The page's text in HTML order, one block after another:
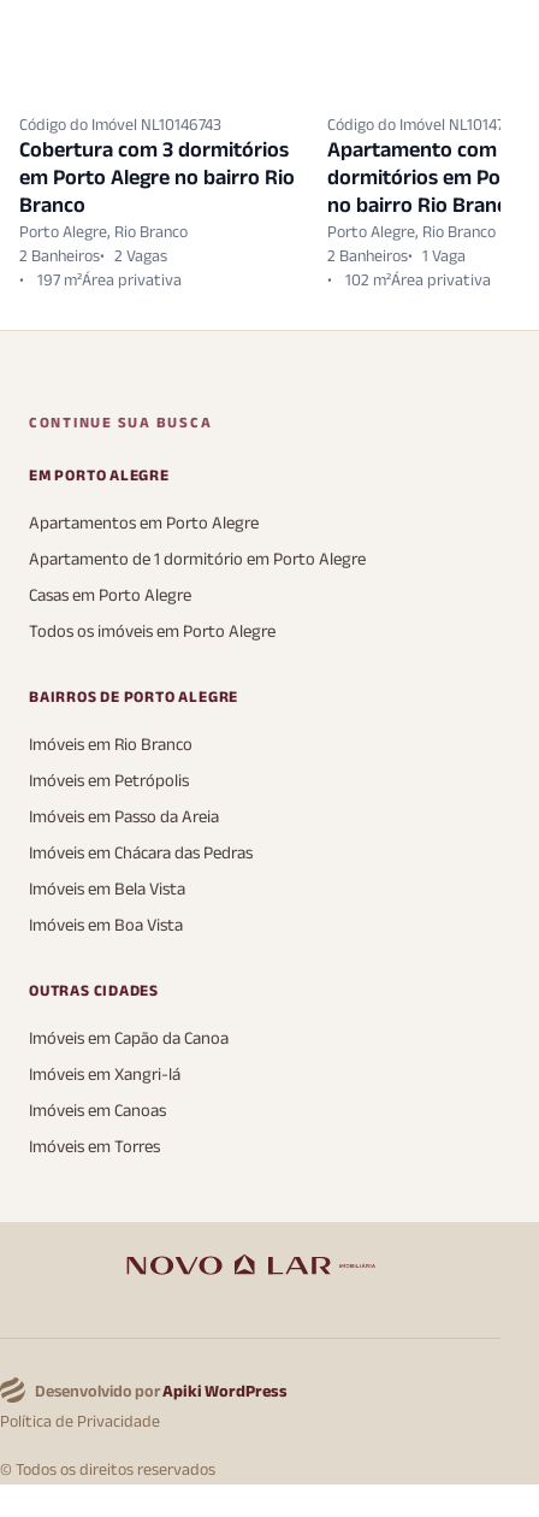
Código do Imóvel NL10146743
Cobertura com 3 dormitórios
em Porto Alegre no bairro Rio
Branco
Porto Alegre, Rio Branco
2 Banheiros
2 Vagas
197 m²
Código do Imóvel NL10147265
Apartamento com 3
dormitórios em Porto
no bairro Rio Branco
Porto Alegre, Rio Branco
2 Banheiros
1 Vaga
102 m²
CONTINUE SUA BUSCA
EM PORTO ALEGRE
Apartamentos em Porto Alegre
Apartamento de 1 dormitório em Porto Alegre
Casas em Porto Alegre
Todos os imóveis em Porto Alegre
BAIRROS DE PORTO ALEGRE
Imóveis em Rio Branco
Imóveis em Petrópolis
Imóveis em Passo da Areia
Imóveis em Chácara das Pedras
Imóveis em Bela Vista
Imóveis em Boa Vista
OUTRAS CIDADES
Imóveis em Capão da Canoa
Imóveis em Xangri-lá
Imóveis em Canoas
Imóveis em Torres
Desenvolvido porApiki WordPress
Política de Privacidade
© Todos os direitos reservados